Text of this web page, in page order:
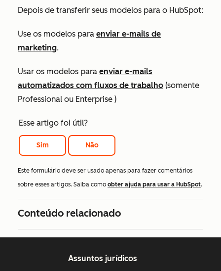
Depois de transferir seus modelos para o HubSpot:
Use os modelos para enviar e-mails de
marketing.
Usar os modelos para enviar e-mails
automatizados com fluxos de trabalho (somente
Professional ou Enterprise )
Esse artigo foi útil?
Sim Não
Este formulário deve ser usado apenas para fazer comentários
sobre esses artigos. Saiba como obter ajuda para usar a HubSpot.
Conteúdo relacionado
Assuntos jurídicos